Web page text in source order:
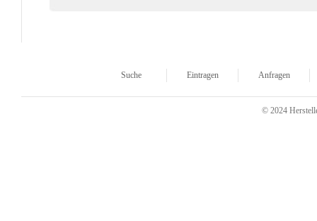
Suche Eintragen Anfragen
© 2024